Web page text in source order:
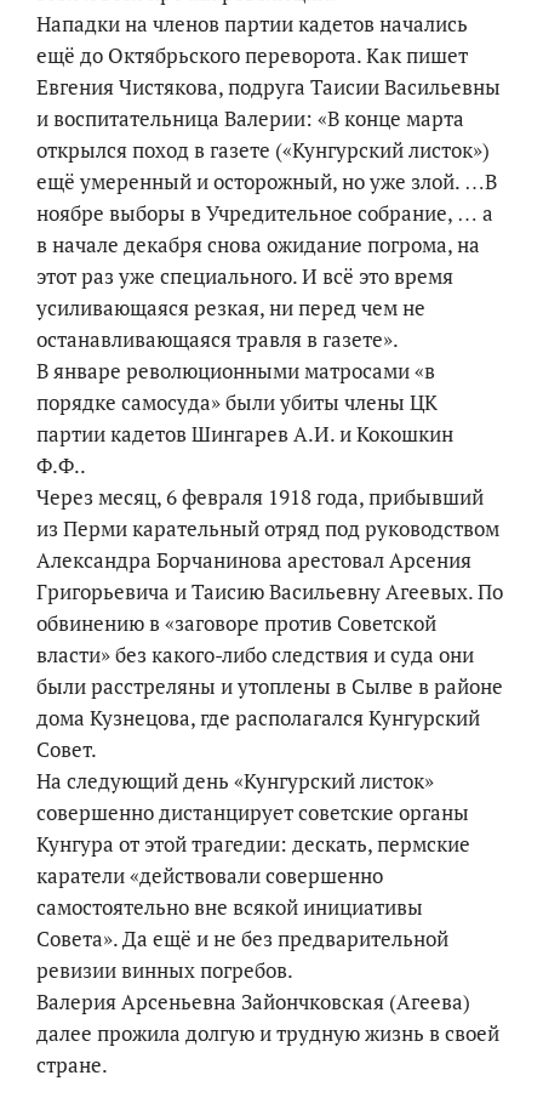
Нападки на членов партии кадетов начались
ещё до Октябрьского переворота. Как пишет
Евгения Чистякова, подруга Таисии Васильевны
и воспитательница Валерии: «В конце марта
открылся поход в газете («Кунгурский листок»)
ещё умеренный и осторожный, но уже злой. …В
ноябре выборы в Учредительное собрание, … а
в начале декабря снова ожидание погрома, на
этот раз уже специального. И всё это время
усиливающаяся резкая, ни перед чем не
останавливающаяся травля в газете».
В январе революционными матросами «в
порядке самосуда» были убиты члены ЦК
партии кадетов Шингарев А.И. и Кокошкин
Ф.Ф..
Через месяц, 6 февраля 1918 года, прибывший
из Перми карательный отряд под руководством
Александра Борчанинова арестовал Арсения
Григорьевича и Таисию Васильевну Агеевых. По
обвинению в «заговоре против Советской
власти» без какого-либо следствия и суда они
были расстреляны и утоплены в Сылве в районе
дома Кузнецова, где располагался Кунгурский
Совет.
На следующий день «Кунгурский листок»
совершенно дистанцирует советские органы
Кунгура от этой трагедии: дескать, пермские
каратели «действовали совершенно
самостоятельно вне всякой инициативы
Совета». Да ещё и не без предварительной
ревизии винных погребов.
Валерия Арсеньевна Зайончковская (Агеева)
далее прожила долгую и трудную жизнь в своей
стране.